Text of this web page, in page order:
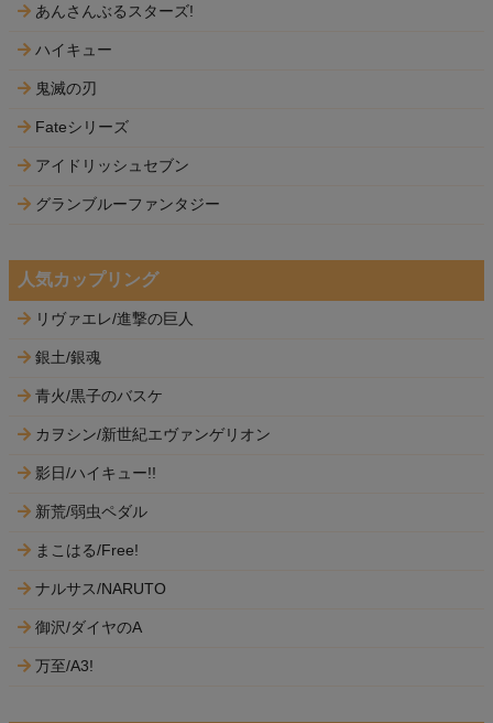
あんさんぶるスターズ!
ハイキュー
鬼滅の刃
Fateシリーズ
アイドリッシュセブン
グランブルーファンタジー
人気カップリング
リヴァエレ/進撃の巨人
銀土/銀魂
青火/黒子のバスケ
カヲシン/新世紀エヴァンゲリオン
影日/ハイキュー!!
新荒/弱虫ペダル
まこはる/Free!
ナルサス/NARUTO
御沢/ダイヤのA
万至/A3!